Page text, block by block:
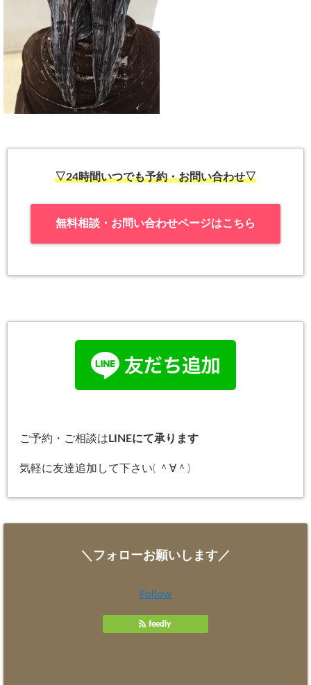
▽24時間いつでも予約・お問い合わせ▽
無料相談・お問い合わせページはこちら
ご予約・ご相談は LINEにて承ります
気軽に友達追加して下さい( ＾∀＾)
＼フォローお願いします／
Follow
feedly